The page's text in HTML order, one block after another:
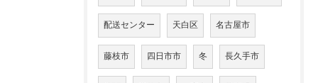
配送センター 天白区 名古屋市
藤枝市 四日市市 冬 長久手市